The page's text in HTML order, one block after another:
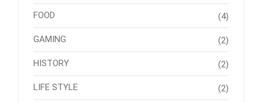
FOOD (4)
GAMING (2)
HISTORY (2)
LIFE STYLE (2)